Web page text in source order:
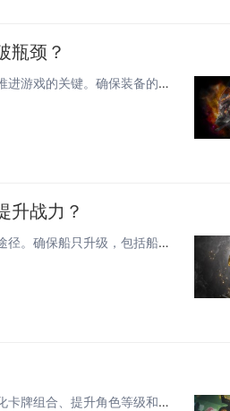
瓶颈？
在《命运方舟》中，战力提升是玩家突破瓶颈、顺利推进游戏的关键。确保装备的及时更新与强化，通过副本挑战和活动获取高品质装备，并利用材料进行升级与镶嵌宝石。合理分配技能点，根据职业特点选择适合的技能组合，最大化输出或生存能力。积极参与公会战与P...
升战力？
在《刺客信条：奥德赛》中，海战是提升战力的重要途径。确保船只升级，包括船体、帆和武器等部件的强化，以提高速度、耐久和攻击力。合理利用风向与地形优势，掌握风向可以显著提升航速，占据有利位置攻击敌人。善用船员技能，如连锁箭雨和撞击，能在关键时刻...
《光与夜之恋》中，快速提升战力评分的关键在于优化卡牌组合、提升角色等级和装备强化。合理搭配角色技能，选择适合的羁绊组合，能大幅提高战斗力。通过消耗游戏内资源如“星尘”和“记忆碎片”，可以升级和升星角色，增强属性。定期参与活动获取强力卡牌和装...